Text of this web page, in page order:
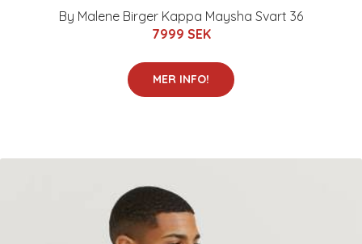
By Malene Birger Kappa Maysha Svart 36
7999 SEK
MER INFO!